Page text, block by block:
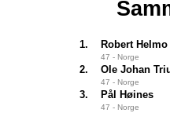
1. Robert Helmo
47 - Norge
2. Ole Johan
47 - Norge
3. Pål Høines
47 - Norge